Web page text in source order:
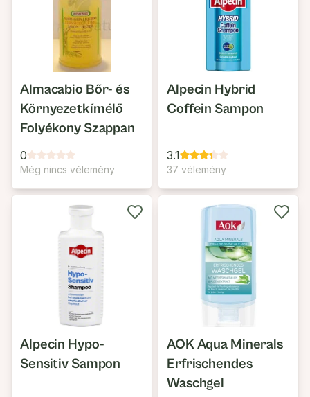
Almacabio Bőr- és
Környezetkímélő
Folyékony Szappan
0
Még nincs vélemény
Alpecin Hybrid
Coffein Sampon
3.1
37 vélemény
Alpecin Hypo-
Sensitiv Sampon
AOK Aqua Minerals
Erfrischendes
Waschgel